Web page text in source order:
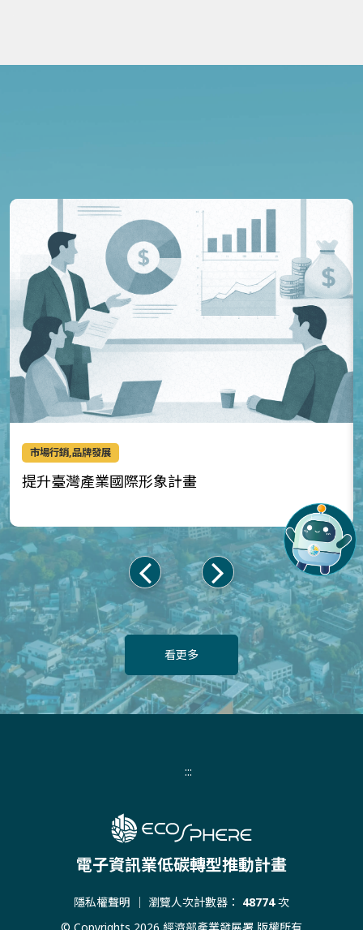
市場行銷,品牌發展
提升臺灣產業國際形象計畫
上
一
頁
下
一
頁
看更多
:::
電子資訊業低碳轉型推動計畫
隱私權聲明 ｜ 瀏覽人次計數器： 48774次